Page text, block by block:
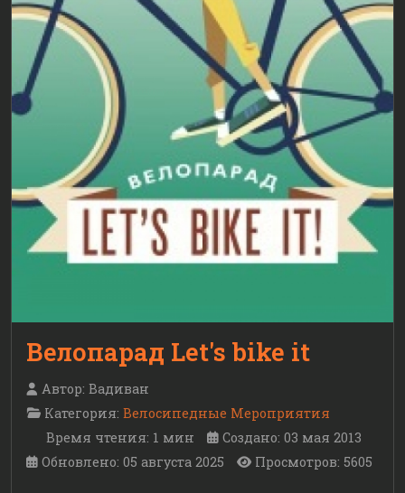
Велопарад Let's bike it
Автор: Вадиван
Категория: Велосипедные Мероприятия
Время чтения: 1 мин
Создано: 03 мая 2013
Обновлено: 05 августа 2025
Просмотров: 5605